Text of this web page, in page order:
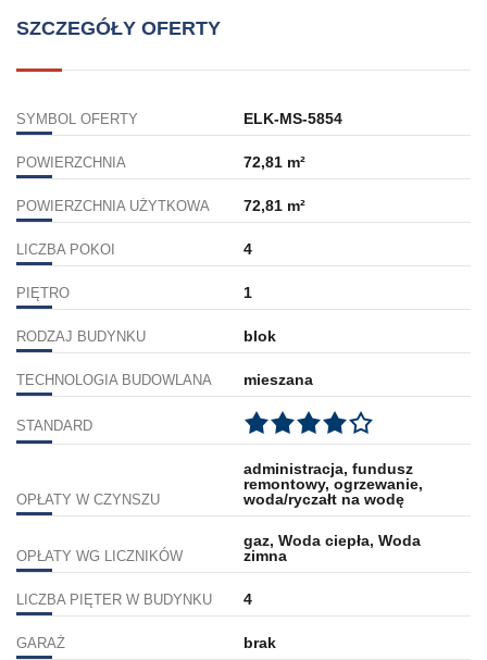
SZCZEGÓŁY OFERTY
SYMBOL OFERTY ELK-MS-5854
POWIERZCHNIA 72,81 m²
POWIERZCHNIA UŻYTKOWA 72,81 m²
LICZBA POKOI 4
PIĘTRO 1
RODZAJ BUDYNKU blok
TECHNOLOGIA BUDOWLANA mieszana
STANDARD
OPŁATY W CZYNSZU
administracja, fundusz
remontowy, ogrzewanie,
woda/ryczałt na wodę
OPŁATY WG LICZNIKÓW
gaz, Woda ciepła, Woda
zimna
LICZBA PIĘTER W BUDYNKU 4
GARAŻ brak